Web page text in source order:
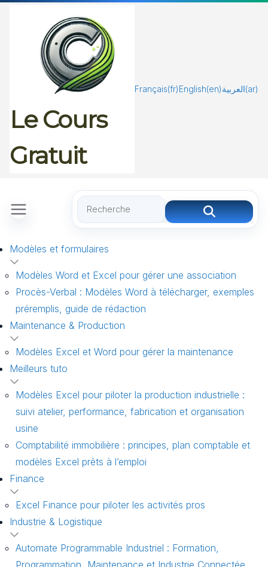
Le Cours
Gratuit
Français(fr) English(en)العربية(ar)
Modèles et formulaires
Modèles Word et Excel pour gérer une association
Procès-Verbal : Modèles Word à télécharger, exemples
préremplis, guide de rédaction
Maintenance & Production
Modèles Excel et Word pour gérer la maintenance
Meilleurs tuto
Modèles Excel pour piloter la production industrielle :
suivi atelier, performance, fabrication et organisation
usine
Comptabilité immobilière : principes, plan comptable et
modèles Excel prêts à l’emploi
Finance
Excel Finance pour piloter les activités pros
Industrie & Logistique
Automate Programmable Industriel : Formation,
Programmation, Maintenance et Industrie Connectée